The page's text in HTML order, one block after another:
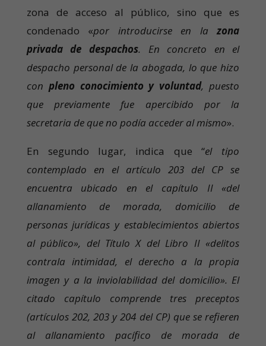
zona de acceso al público, sino que es
condenado «por introducirse en lazona
privada de despachos. En concreto en el
despacho personal de la abogada, lo que hizo
con pleno conocimiento y voluntad, puesto
que previamente fue apercibido por la
secretaria de que no podía acceder al mismo».
En segundo lugar, indica que “el tipo
contemplado en el artículo 203 del CP se
encuentra ubicado en el capítulo II «del
allanamiento de morada, domicilio de
personas jurídicas y establecimientos abiertos
al público», del Título X del Libro II «delitos
contrala intimidad, el derecho a la propia
imagen y a la inviolabilidad del domicilio». El
citado capítulo comprende tres preceptos
(artículos 202, 203 y 204 del CP) que se refieren
al allanamiento pacífico de morada de